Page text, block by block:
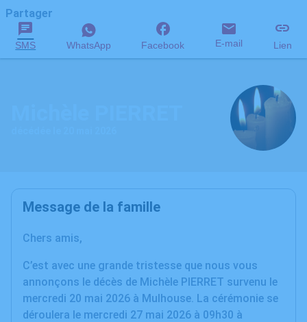
Partager
SMS WhatsApp Facebook E-mail Lien
Message de la famille
Chers amis,
C’est avec une grande tristesse que nous vous
annonçons le décès de Michèle PIERRET survenu le
mercredi 20 mai 2026 à Mulhouse. La cérémonie se
déroulera le mercredi 27 mai 2026 à 09h30 à